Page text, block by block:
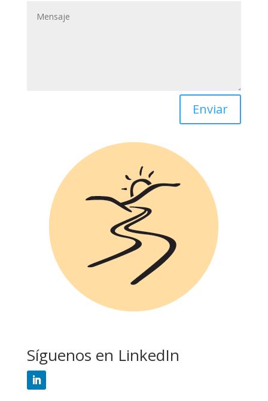
Enviar
Síguenos en LinkedIn